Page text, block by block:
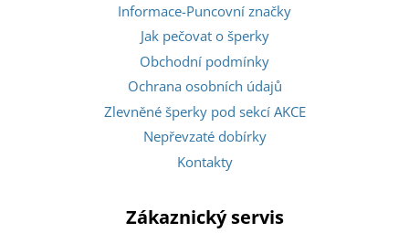
Informace-Puncovní značky
Jak pečovat o šperky
Obchodní podmínky
Ochrana osobních údajů
Zlevněné šperky pod sekcí AKCE
Nepřevzaté dobírky
Kontakty
Zákaznický servis